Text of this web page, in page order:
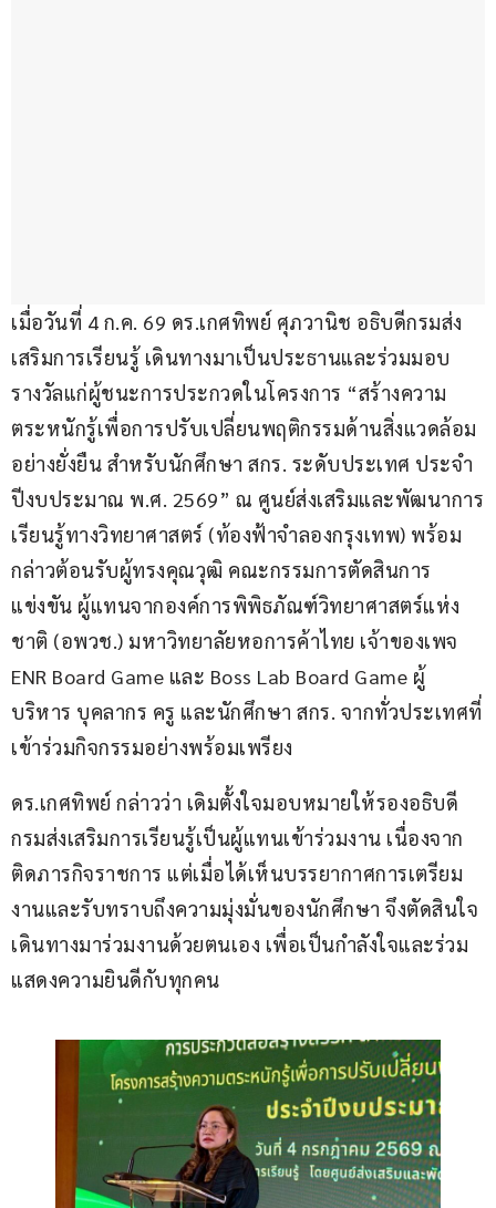
เมื่อวันที่ 4 ก.ค. 69 ดร.เกศทิพย์ ศุภวานิช อธิบดีกรมส่ง
เสริมการเรียนรู้ เดินทางมาเป็นประธานและร่วมมอบ
รางวัลแก่ผู้ชนะการประกวดในโครงการ “สร้างความ
ตระหนักรู้เพื่อการปรับเปลี่ยนพฤติกรรมด้านสิ่งแวดล้อม
อย่างยั่งยืน สำหรับนักศึกษา สกร. ระดับประเทศ ประจำ
ปีงบประมาณ พ.ศ. 2569” ณ ศูนย์ส่งเสริมและพัฒนาการ
เรียนรู้ทางวิทยาศาสตร์ (ท้องฟ้าจำลองกรุงเทพ) พร้อม
กล่าวต้อนรับผู้ทรงคุณวุฒิ คณะกรรมการตัดสินการ
แข่งขัน ผู้แทนจากองค์การพิพิธภัณฑ์วิทยาศาสตร์แห่ง
ชาติ (อพวช.) มหาวิทยาลัยหอการค้าไทย เจ้าของเพจ
ENR Board Game และ Boss Lab Board Game ผู้
บริหาร บุคลากร ครู และนักศึกษา สกร. จากทั่วประเทศที่
เข้าร่วมกิจกรรมอย่างพร้อมเพรียง
ดร.เกศทิพย์ กล่าวว่า เดิมตั้งใจมอบหมายให้รองอธิบดี
กรมส่งเสริมการเรียนรู้เป็นผู้แทนเข้าร่วมงาน เนื่องจาก
ติดภารกิจราชการ แต่เมื่อได้เห็นบรรยากาศการเตรียม
งานและรับทราบถึงความมุ่งมั่นของนักศึกษา จึงตัดสินใจ
เดินทางมาร่วมงานด้วยตนเอง เพื่อเป็นกำลังใจและร่วม
แสดงความยินดีกับทุกคน